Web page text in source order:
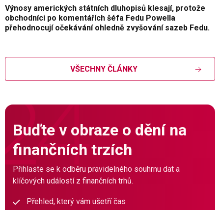
Výnosy amerických státních dluhopisů klesají, protože
obchodníci po komentářích šéfa Fedu Powella
přehodnocují očekávání ohledně zvyšování sazeb Fedu.
VŠECHNY ČLÁNKY
Buďte v obraze o dění na
finančních trzích
Přihlaste se k odběru pravidelného souhrnu dat a
klíčových událostí z finančních trhů.
Přehled, který vám ušetří čas